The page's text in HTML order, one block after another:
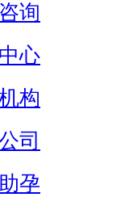
询
心
构
司
孕